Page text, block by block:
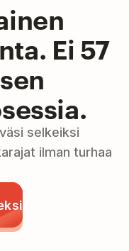
Ei 57
selkeiksi
ilman turhaa